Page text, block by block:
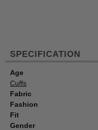
SPECIFICATION
Age
Cuffs
Fabric
Fashion
Fit
Gender